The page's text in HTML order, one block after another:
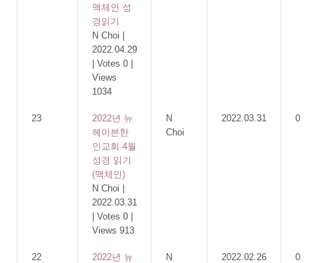
맥체인 성
경읽기
N Choi
2022.04.29
Votes 0
Views
1034
23
2022년 뉴
헤이븐한
인교회 4월
성경 읽기
(맥체인)
N Choi
2022.03.31
Votes 0
Views 913
N
Choi
2022.03.31 0
22
2022년 뉴
N
2022.02.26 0